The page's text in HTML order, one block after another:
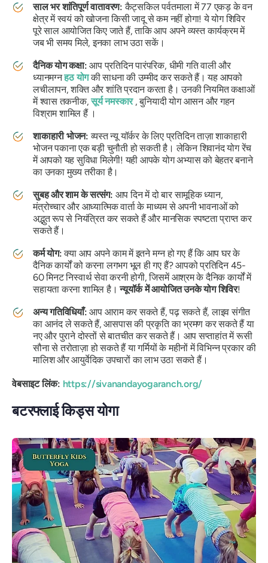
साल भर शांतिपूर्ण वातावरण: कैट्सकिल पर्वतमाला में 77 एकड़ के वन
क्षेत्र में स्वयं को खोजना किसी जादू से कम नहीं होगा! ये योग शिविर
पूरे साल आयोजित किए जाते हैं, ताकि आप अपने व्यस्त कार्यक्रम में
जब भी समय मिले, इनका लाभ उठा सकें।
दैनिक योग कक्षा: आप प्रतिदिन पारंपरिक, धीमी गति वाली और
ध्यानमग्नहठ योगकी साधना की उम्मीद कर सकते हैं। यह आपको
लचीलापन, शक्ति और शांति प्रदान करता है। उनकी नियमित कक्षाओं
में श्वास तकनीक,सूर्य नमस्कार, बुनियादी योग आसन और गहन
विश्राम शामिल हैं ।
शाकाहारी भोजन: व्यस्त न्यू यॉर्कर के लिए प्रतिदिन ताज़ा शाकाहारी
भोजन पकाना एक बड़ी चुनौती हो सकती है। लेकिन शिवानंद योग रेंच
में आपको यह सुविधा मिलेगी! यही आपके योग अभ्यास को बेहतर बनाने
का उनका मुख्य तरीका है।
सुबह और शाम के सत्संग: आप दिन में दो बार सामूहिक ध्यान,
मंत्रोच्चार और आध्यात्मिक वार्ता के माध्यम से अपनी भावनाओं को
अद्भुत रूप से नियंत्रित कर सकते हैं और मानसिक स्पष्टता प्राप्त कर
सकते हैं।
कर्म योग:क्या आप अपने काम में इतने मग्न हो गए हैं कि आप घर के
दैनिक कार्यों को करना लगभग भूल ही गए हैं? आपको प्रतिदिन 45-
60 मिनट निस्वार्थ सेवा करनी होगी, जिसमें आश्रम के दैनिक कार्यों में
सहायता करना शामिल है।न्यूयॉर्क में आयोजित उनके योग शिविर!
अन्य गतिविधियाँ: आप आराम कर सकते हैं, पढ़ सकते हैं, लाइव संगीत
का आनंद ले सकते हैं, आसपास की प्रकृति का भ्रमण कर सकते हैं या
नए और पुराने दोस्तों से बातचीत कर सकते हैं। आप सप्ताहांत में रूसी
सौना से तरोताज़ा हो सकते हैं या गर्मियों के महीनों में विभिन्न प्रकार की
मालिश और आयुर्वेदिक उपचारों का लाभ उठा सकते हैं।
वेबसाइट लिंक: https://sivanandayogaranch.org/
बटरफ्लाई किड्स योगा